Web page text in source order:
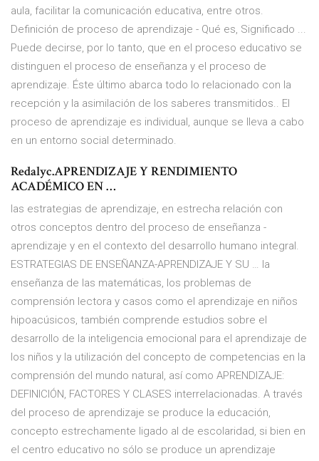
aula, facilitar la comunicación educativa, entre otros.
Definición de proceso de aprendizaje - Qué es, Significado ...
Puede decirse, por lo tanto, que en el proceso educativo se
distinguen el proceso de enseñanza y el proceso de
aprendizaje. Éste último abarca todo lo relacionado con la
recepción y la asimilación de los saberes transmitidos.. El
proceso de aprendizaje es individual, aunque se lleva a cabo
en un entorno social determinado.
Redalyc.APRENDIZAJE Y RENDIMIENTO
ACADÉMICO EN …
las estrategias de aprendizaje, en estrecha relación con
otros conceptos dentro del proceso de enseñanza -
aprendizaje y en el contexto del desarrollo humano integral.
ESTRATEGIAS DE ENSEÑANZA-APRENDIZAJE Y SU … la
enseñanza de las matemáticas, los problemas de
comprensión lectora y casos como el aprendizaje en niños
hipoacúsicos, también comprende estudios sobre el
desarrollo de la inteligencia emocional para el aprendizaje de
los niños y la utilización del concepto de competencias en la
comprensión del mundo natural, así como APRENDIZAJE:
DEFINICIÓN, FACTORES Y CLASES interrelacionadas. A través
del proceso de aprendizaje se produce la educación,
concepto estrechamente ligado al de escolaridad, si bien en
el centro educativo no sólo se produce un aprendizaje